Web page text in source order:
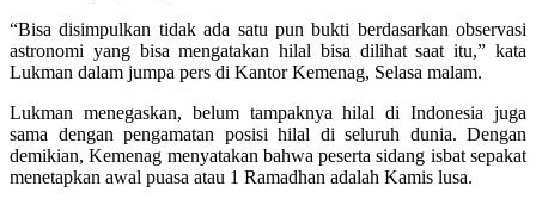
“Bisa disimpulkan tidak ada satu pun bukti berdasarkan observasi
astronomi yang bisa mengatakan hilal bisa dilihat saat itu,” kata
Lukman dalam jumpa pers di Kantor Kemenag, Selasa malam.
Lukman menegaskan, belum tampaknya hilal di Indonesia juga
sama dengan pengamatan posisi hilal di seluruh dunia. Dengan
demikian, Kemenag menyatakan bahwa peserta sidang isbat sepakat
menetapkan awal puasa atau 1 Ramadhan adalah Kamis lusa.